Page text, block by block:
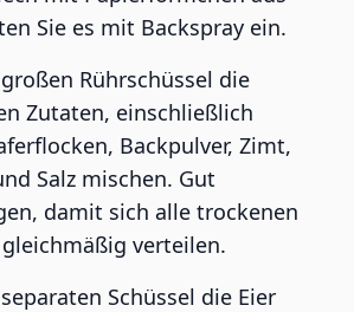
Sie es mit Backspray ein.
Rührschüssel die
Zutaten, einschließlich
Backpulver, Zimt,
Salz mischen. Gut
damit sich alle trockenen
verteilen.
Schüssel die Eier